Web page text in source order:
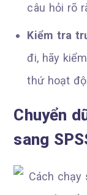
câu hỏi rõ
Kiểm tra
đi, hãy
thứ hoạt
Chuyển
sang